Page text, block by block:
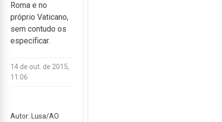
Roma e no
próprio Vaticano,
sem contudo os
especificar.
14 de out. de 2015,
11:06
Autor: Lusa/AO